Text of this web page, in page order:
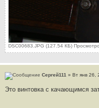
DSC00683.JPG (127.54 КБ)
Сергей111 » Вт янв 26,
Это винтовка с качающимся